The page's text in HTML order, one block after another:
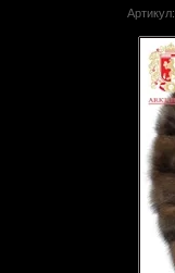
Артикул: